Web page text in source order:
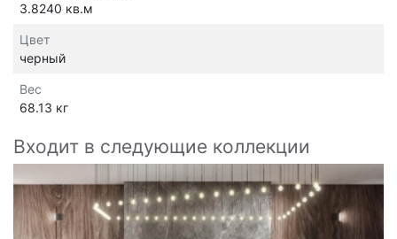
3.8240 кв.м
Цвет
черный
Вес
68.13 кг
Входит в следующие коллекции